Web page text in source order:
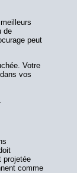
de
peut
Votre
vos
projetée
comme